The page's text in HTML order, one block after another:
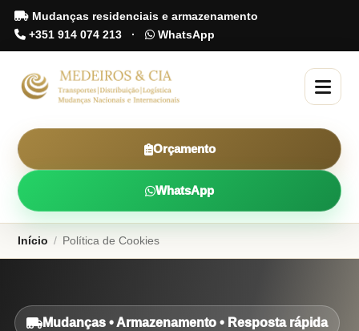
Mudanças residenciais e armazenamento
+351 914 074 213 · WhatsApp
Orçamento
WhatsApp
Início / Política de Cookies
Mudanças • Armazenamento • Resposta rápida